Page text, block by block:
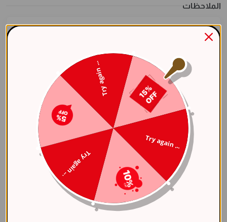
الملاحظات
مشاركة العنصر
مواصفات
اللون الأساسي فضي
عقد
Try again ...
Try again ...
Try again ...